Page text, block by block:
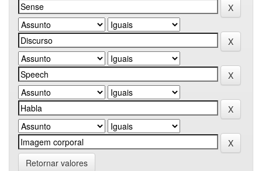
Retornar valores